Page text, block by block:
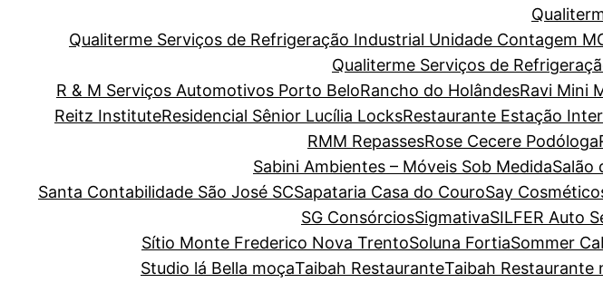
Qualiterme Serviços de Refrigeração Industrial Unidade Contagem
Qualiterme Serviços de
R & M Serviços Automotivos Porto BeloRancho do HolândesRavi Mini
Reitz InstituteResidencial Sênior Lucília LocksRestaurante Estação
RMM RepassesRose Cecere Podóloga
Sabini Ambientes – Móveis Sob MedidaSalão
Santa Contabilidade São José SCSapataria Casa do CouroSay
SG ConsórciosSigmativaSILFER Auto
Sítio Monte Frederico Nova TrentoSoluna FortiaSommer
Studio lá Bella moçaTaibah RestauranteTaibah Restaurante